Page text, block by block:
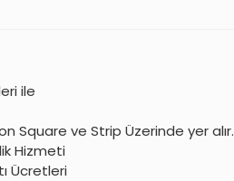
ile
Square ve Strip Üzerinde yer alır.
Hizmeti
Ücretleri